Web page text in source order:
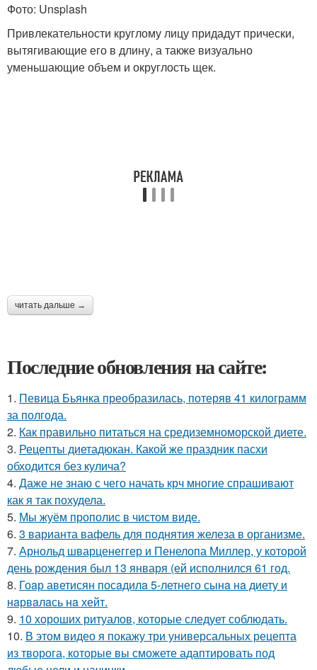
Фото: Unsplash
Привлекательности круглому лицу придадут прически,
вытягивающие его в длину, а также визуально
уменьшающие объем и округлость щек.
читать дальше →
Последние обновления на сайте:
1. Певица Бьянка преобразилась, потеряв 41 килограмм
за полгода.
2. Как правильно питаться на средиземноморской диете.
3. Рецепты диетадюкан. Какой же праздник пасхи
обходится без кулича?
4. Даже не знаю с чего начать крч многие спрашивают
как я так похудела.
5. Мы жуём прополис в чистом виде.
6. 3 варианта вафель для поднятия железа в организме.
7. Арнольд шварценеггер и Пенелопа Миллер, у которой
день рождения был 13 января (ей исполнился 61 год.
8. Гоaр аветисян посaдилa 5-летнего сынa нa диету и
нaрвaлaсь нa хейт.
9. 10 хороших ритуалов, которые следует соблюдать.
10. В этом видео я покажу три универсальных рецепта
из творога, которые вы сможете адаптировать под